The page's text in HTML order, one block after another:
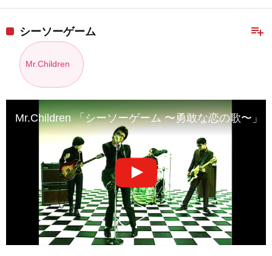
playlist_add
シーソーゲーム
Mr.Children
Mr.Children 「シーソーゲーム 〜勇敢な恋の歌〜」